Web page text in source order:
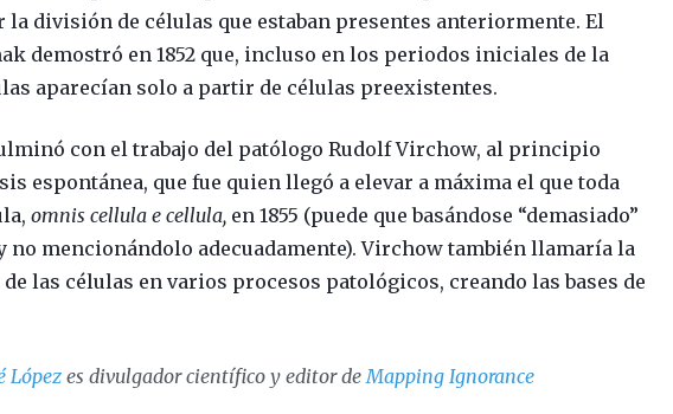
la división de células que estaban presentes anteriormente. El
demostró en 1852 que, incluso en los periodos iniciales de la
aparecían solo a partir de células preexistentes.
con el trabajo del patólogo Rudolf Virchow, al principio
espontánea, que fue quien llegó a elevar a máxima el que toda
omnis cellula e cellula, en 1855 (puede que basándose “demasiado”
no mencionándolo adecuadamente). Virchow también llamaría la
las células en varios procesos patológicos, creando las bases de
López es divulgador científico y editor deMapping Ignorance